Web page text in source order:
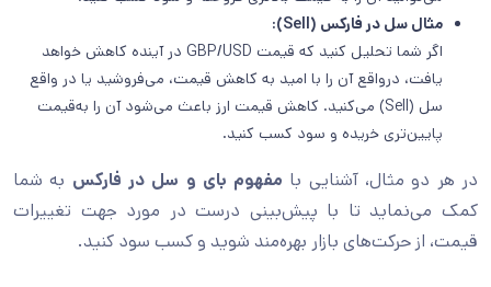
مثال سل در فارکس (Sell):
اگر شما تحلیل کنید که قیمت GBP/USD در آینده کاهش خواهد
یافت، درواقع آن را با امید به کاهش قیمت، می‌فروشید یا در واقع
سل (Sell) می‌کنید. کاهش قیمت ارز باعث می‌شود آن را به‌قیمت
پایین‌تری خریده و سود کسب کنید.
در هر دو مثال، آشنایی با مفهوم بای و سل در فارکس به شما
کمک می‌نماید تا با پیش‌بینی درست در مورد جهت تغییرات
قیمت، از حرکت‌های بازار بهره‌مند شوید و کسب سود کنید.